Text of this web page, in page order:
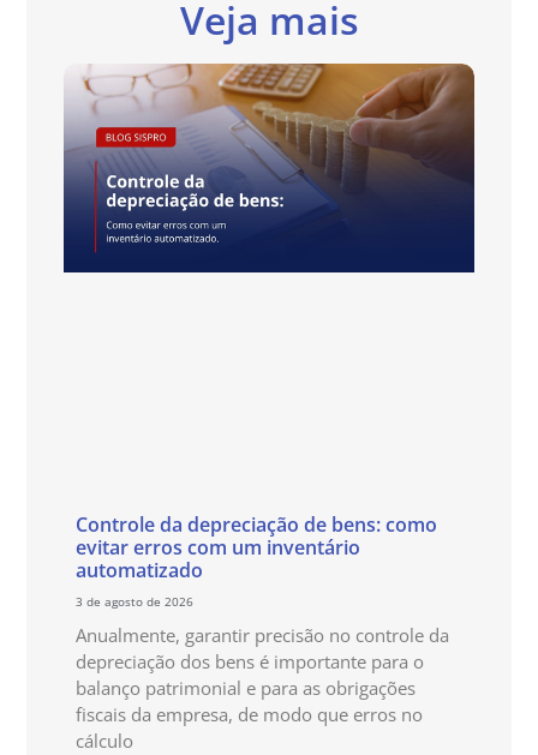
Veja mais
Controle da depreciação de bens: como
evitar erros com um inventário
automatizado
3 de agosto de 2026
Anualmente, garantir precisão no controle da
depreciação dos bens é importante para o
balanço patrimonial e para as obrigações
fiscais da empresa, de modo que erros no
cálculo